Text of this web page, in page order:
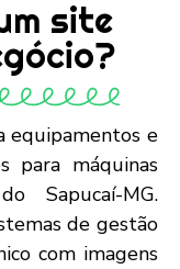
site
equipamentos e
para máquinas
Sapucaí-MG.
de gestão
com imagens